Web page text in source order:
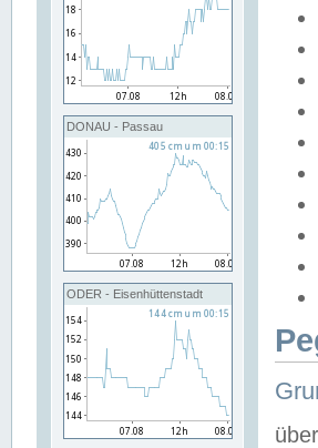
DONAU - Passau
ODER - Eisenhüttenstadt